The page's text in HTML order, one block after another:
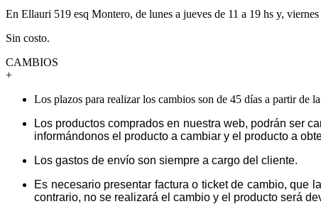
En Ellauri 519 esq Montero, de lunes a jueves de 11 a 19 hs y,
Sin costo.
CAMBIOS
+
Los plazos para realizar los cambios son de 45 días a partir de
Los productos comprados en nuestra web, podrán ser
informándonos el producto a cambiar y el producto a
Los gastos de envío son siempre a cargo del cliente.
Es necesario presentar factura o ticket de cambio, que
contrario, no se realizará el cambio y el producto será